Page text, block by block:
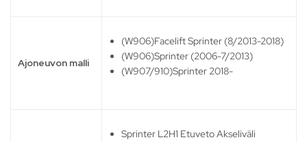
Ajoneuvon malli
(W906)Facelift Sprinter (8/2013-2018)
(W906)Sprinter (2006-7/2013)
(W907/910)Sprinter 2018-
Sprinter L2H1 Etuveto Akseliväli